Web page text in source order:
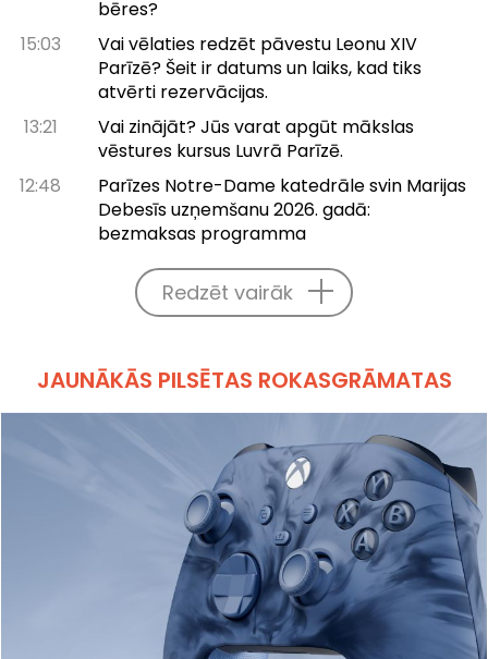
bēres?
15:03
Vai vēlaties redzēt pāvestu Leonu XIV
Parīzē? Šeit ir datums un laiks, kad tiks
atvērti rezervācijas.
13:21
Vai zinājāt? Jūs varat apgūt mākslas
vēstures kursus Luvrā Parīzē.
12:48
Parīzes Notre-Dame katedrāle svin Marijas
Debesīs uzņemšanu 2026. gadā:
bezmaksas programma
Redzēt vairāk
JAUNĀKĀS PILSĒTAS ROKASGRĀMATAS